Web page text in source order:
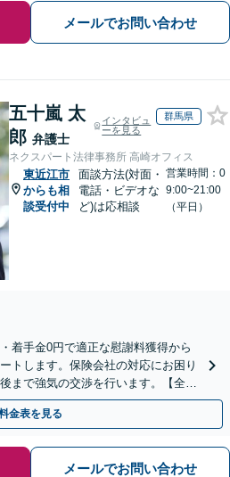
メールでお問い合わせ
五十嵐 太
郎 弁護士
インタビュ
ーを見る
群馬県
ネクスパート法律事務所 高崎オフィス
東近江市
からも相
談受付中
面談方法(対面・
電話・ビデオな
ど)は応相談
営業時間：0
9:00~21:00
（平日）
着手金0円で適正な慰謝料獲得から
トします。保険会社の対応にお困り
まで強気の交渉を行います。【全国
。
金表を見る
メールでお問い合わせ